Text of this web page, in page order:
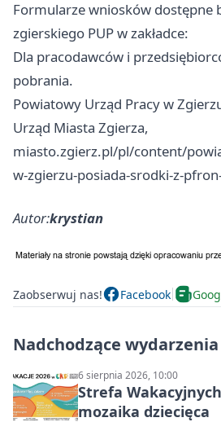
Formularze wniosków dostępne
zgierskiego PUP w zakładce:
Dla pracodawców i
pobrania.
Powiatowy Urząd Pracy w
Urząd Miasta Zgierza,
miasto.zgierz.pl/pl/content/
w-zgierzu-posiada-srodki-z-
Autor:krystian
Zaobserwuj nas! Facebook
Nadchodzące wydarzenia
6 sierpnia 2026, 10:00
Strefa
mozaika dziecięca